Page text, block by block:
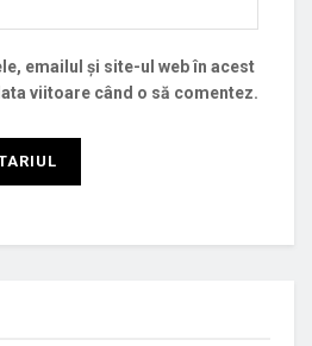
emailul și site-ul web în acest
viitoare când o să comentez.